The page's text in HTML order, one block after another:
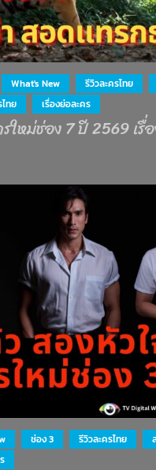
What's New รีวิวละครไทย
ทย เรื่องย่อละคร
ใหม่ช่อง 7 ปี 2569 เรื่
ช่อง 3 รีวิวละครไทย